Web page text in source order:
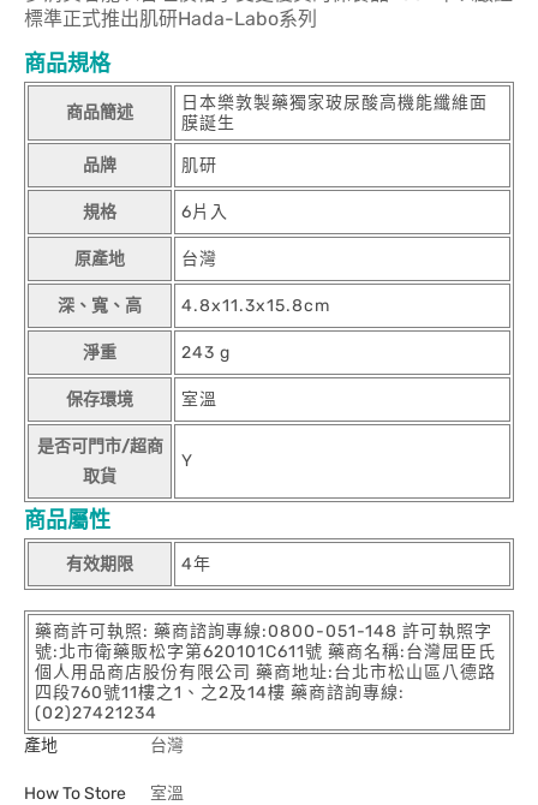
標準正式推出肌研Hada-Labo系列
商品規格
商品簡述
日本樂敦製藥獨家玻尿酸高機能纖維面
膜誕生
品牌 肌研
規格 6片入
原產地 台灣
深、寬、高 4.8x11.3x15.8cm
淨重 243 g
保存環境 室溫
是否可門市/超商
取貨
Y
商品屬性
有效期限 4年
藥商許可執照: 藥商諮詢專線:0800-051-148 許可執照字
號:北市衛藥販松字第620101C611號 藥商名稱:台灣屈臣氏
個人用品商店股份有限公司 藥商地址:台北市松山區八德路
四段760號11樓之1、之2及14樓 藥商諮詢專線:
(02)27421234
產地
台灣
How To Store 室溫